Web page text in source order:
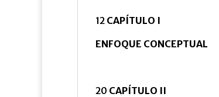
12 CAPÍTULO I
ENFOQUE CONCEPTUAL
20 CAPÍTULO II